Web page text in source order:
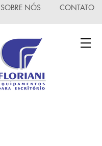
CONTATO
SOBRE NÓS